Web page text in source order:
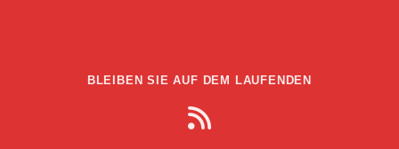
BLEIBEN SIE AUF DEM LAUFENDEN